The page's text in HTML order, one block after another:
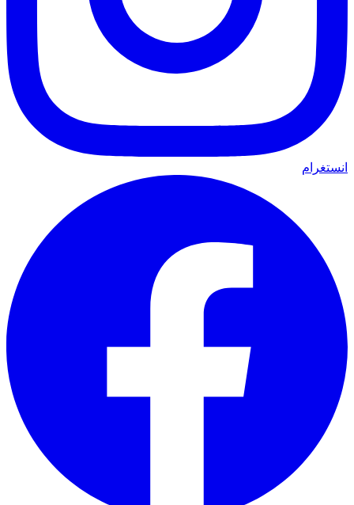
انستغرام